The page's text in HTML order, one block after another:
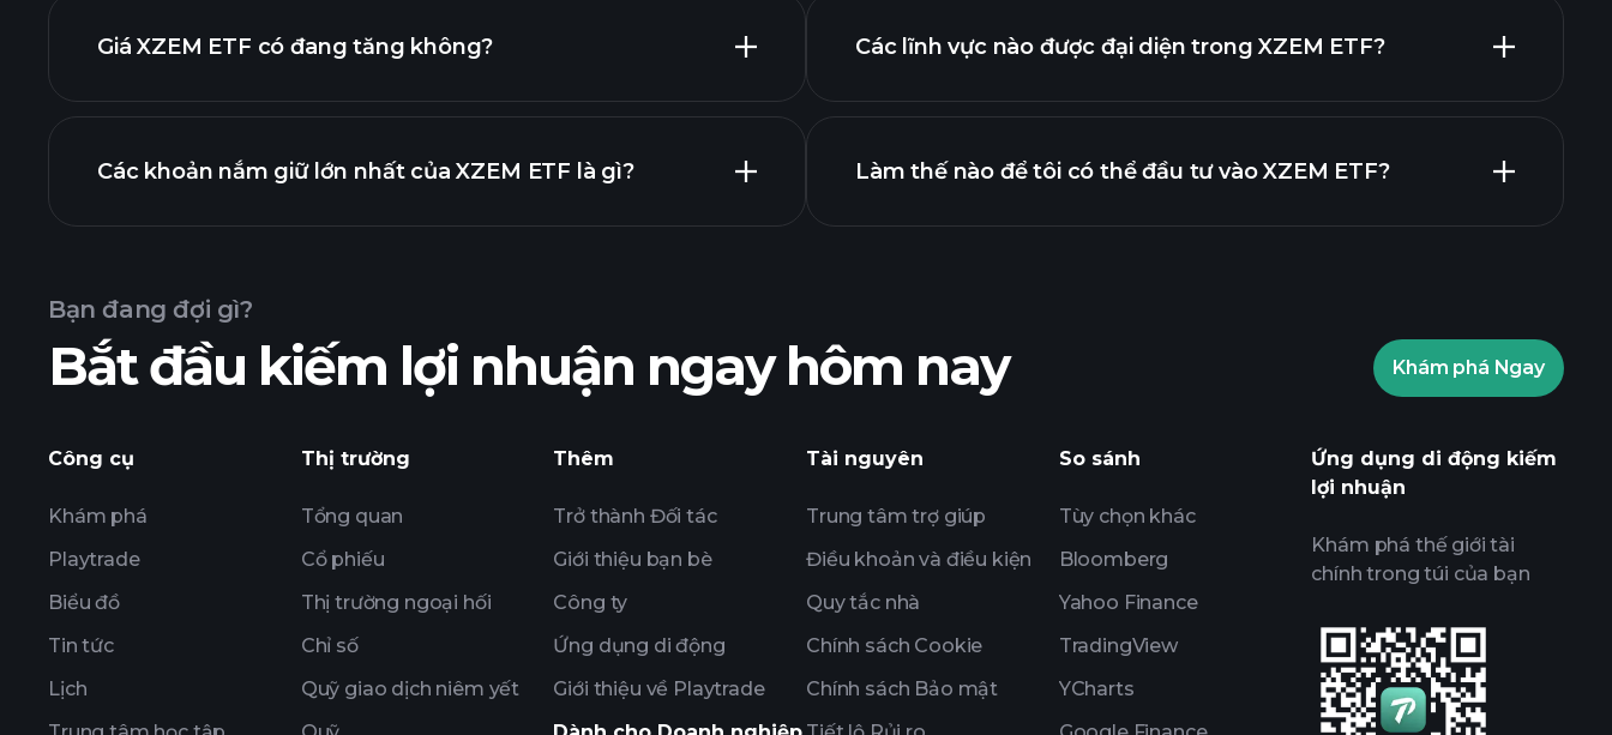
Giá XZEM ETF có đang tăng không?
Các khoản nắm giữ lớn nhất của XZEM ETF là gì?
khoản nắm giữ
khoản nắm giữ
Các lĩnh vực nào được đại diện trong XZEM ETF?
Làm thế nào để tôi có thể đầu tư vào XZEM ETF?
nghị
Bạn đang đợi gì?
Bắt đầu kiếm lợi nhuận ngay hôm nay Khám phá Ngay
Công cụ
Khám phá
Playtrade
Biểu đồ
Tin tức
Lịch
Thị trường
Tổng quan
Cổ phiếu
Thị trường ngoại hối
Chỉ số
Quỹ giao dịch niêm yết
Thêm
Trở thành Đối tác
Giới thiệu bạn bè
Công ty
Ứng dụng di động
Giới thiệu về Playtrade
Tài nguyên
Trung tâm trợ giúp
Điều khoản và điều kiện
Quy tắc nhà
Chính sách Cookie
Chính sách Bảo mật
So sánh
Tùy chọn khác
Bloomberg
Yahoo Finance
TradingView
YCharts
Ứng dụng di động kiếm
lợi nhuận
Khám phá thế giới tài
chính trong túi của bạn